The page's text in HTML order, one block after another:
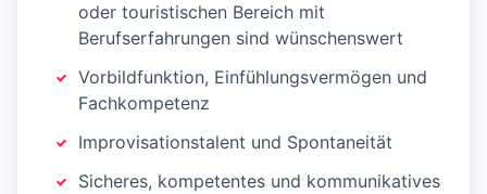
oder touristischen Bereich mit
Berufserfahrungen sind wünschenswert
Vorbildfunktion, Einfühlungsvermögen und
Fachkompetenz
Improvisationstalent und Spontaneität
Sicheres, kompetentes und kommunikatives